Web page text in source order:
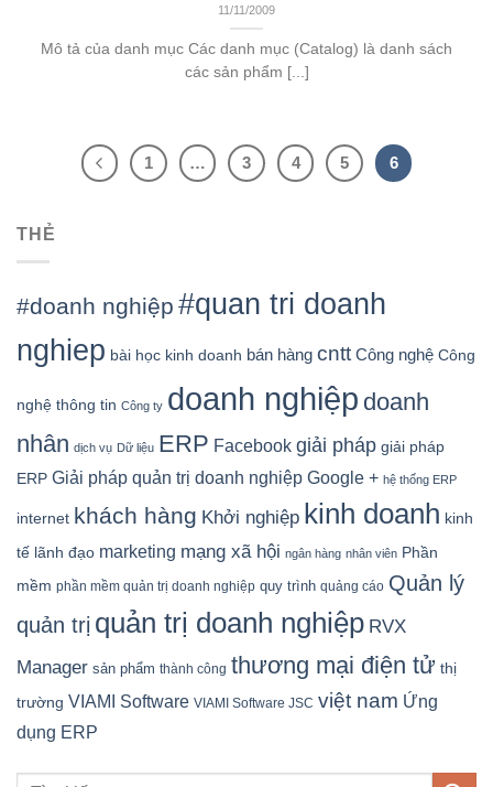
11/11/2009
Mô tả của danh mục Các danh mục (Catalog) là danh sách
các sản phẩm [...]
1 … 3 4 5 6
THẺ
#doanh nghiệp #quan tri doanh
nghiep bài học kinh doanh bán hàng cntt Công nghệ Công
nghệ thông tin Công ty doanh nghiệp doanh
nhân dịch vụ Dữ liệu ERP Facebook giải pháp giải pháp
ERP Giải pháp quản trị doanh nghiệp Google + hệ thống ERP
internet khách hàng Khởi nghiệp kinh doanh kinh
tế lãnh đạo marketing mạng xã hội ngân hàng nhân viên Phần
mềm phần mềm quản trị doanh nghiệp quy trình quảng cáo Quản lý
quản trị quản trị doanh nghiệp RVX
Manager sản phẩm thành công thương mại điện tử thị
trường VIAMI Software VIAMI Software JSC việt nam Ứng
dụng ERP